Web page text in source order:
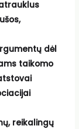
dėl
taikomo
reikalingų